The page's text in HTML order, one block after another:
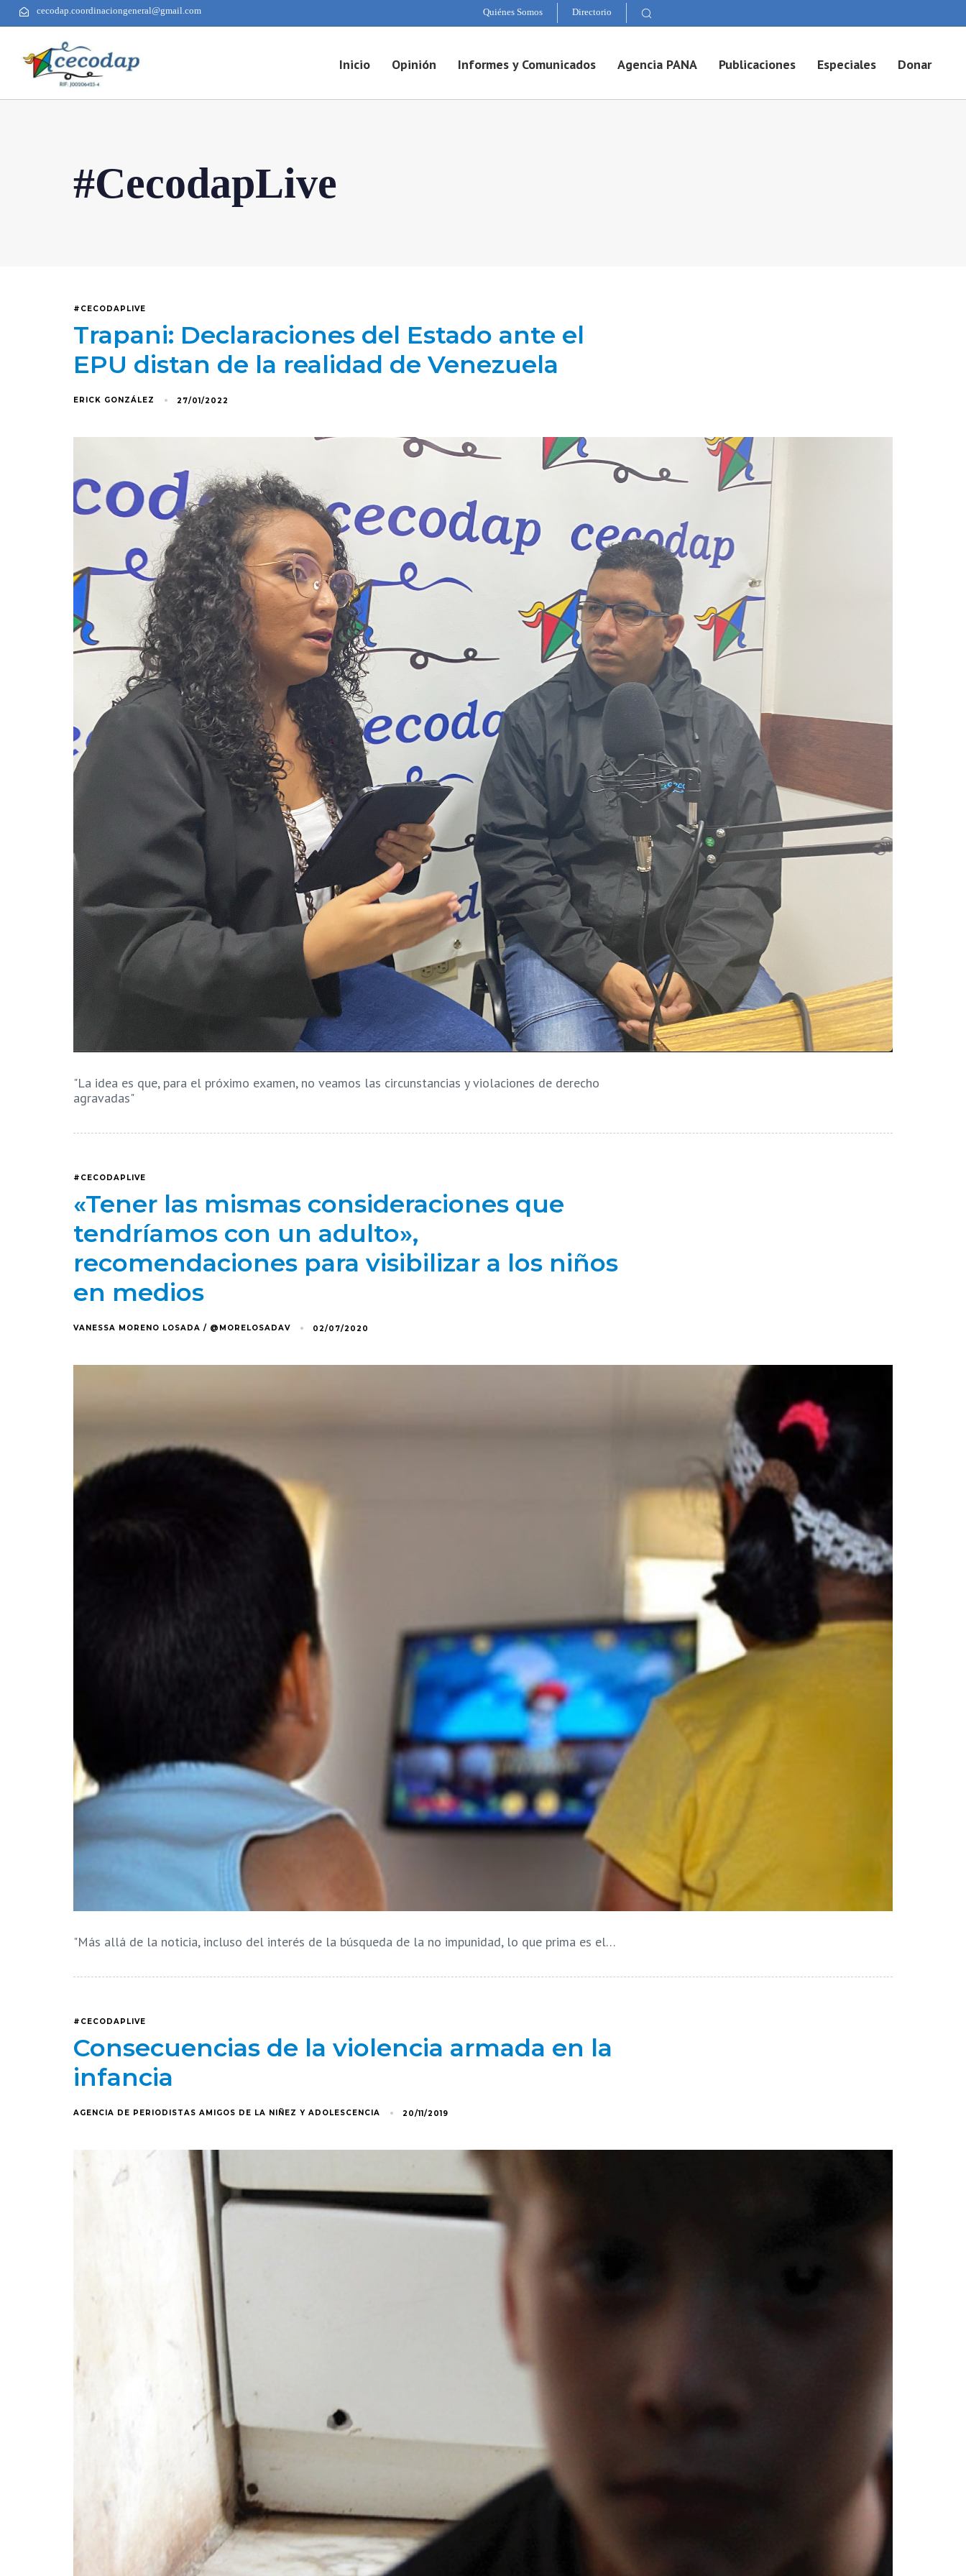
cecodap.coordinaciongeneral@gmail.com Quiénes Somos Directorio
Inicio Opinión Informes y Comunicados Agencia PANA Publicaciones Especiales Donar
#CecodapLive
#CECODAPLIVE
Trapani: Declaraciones del Estado ante el
EPU distan de la realidad de Venezuela
ERICK GONZÁLEZ 27/01/2022
"La idea es que, para el próximo examen, no veamos las circunstancias y violaciones de derecho
agravadas"
#CECODAPLIVE
«Tener las mismas consideraciones que
tendríamos con un adulto»,
recomendaciones para visibilizar a los niños
en medios
VANESSA MORENO LOSADA / @MORELOSADAV 02/07/2020
"Más allá de la noticia, incluso del interés de la búsqueda de la no impunidad, lo que prima es el…
#CECODAPLIVE
Consecuencias de la violencia armada en la
infancia
AGENCIA DE PERIODISTAS AMIGOS DE LA NIÑEZ Y ADOLESCENCIA 20/11/2019